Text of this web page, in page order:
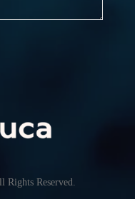
Rights Reserved.